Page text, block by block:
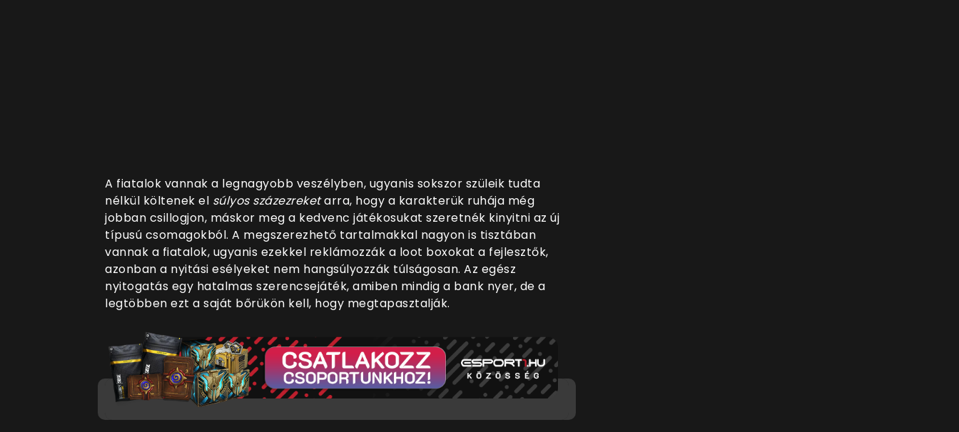
A fiatalok vannak a legnagyobb veszélyben, ugyanis sokszor szüleik tudta
nélkül költenek el súlyos százezreketarra, hogy a karakterük ruhája még
jobban csillogjon, máskor meg a kedvenc játékosukat szeretnék kinyitni az új
típusú csomagokból. A megszerezhető tartalmakkal nagyon is tisztában
vannak a fiatalok, ugyanis ezekkel reklámozzák a loot boxokat a fejlesztők,
azonban a nyitási esélyeket nem hangsúlyozzák túlságosan. Az egész
nyitogatás egy hatalmas szerencsejáték, amiben mindig a bank nyer, de a
legtöbben ezt a saját bőrükön kell, hogy megtapasztalják.